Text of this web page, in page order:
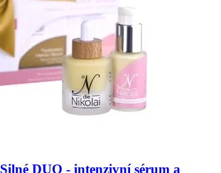
Silné DUO -​ intenzivní sérum a